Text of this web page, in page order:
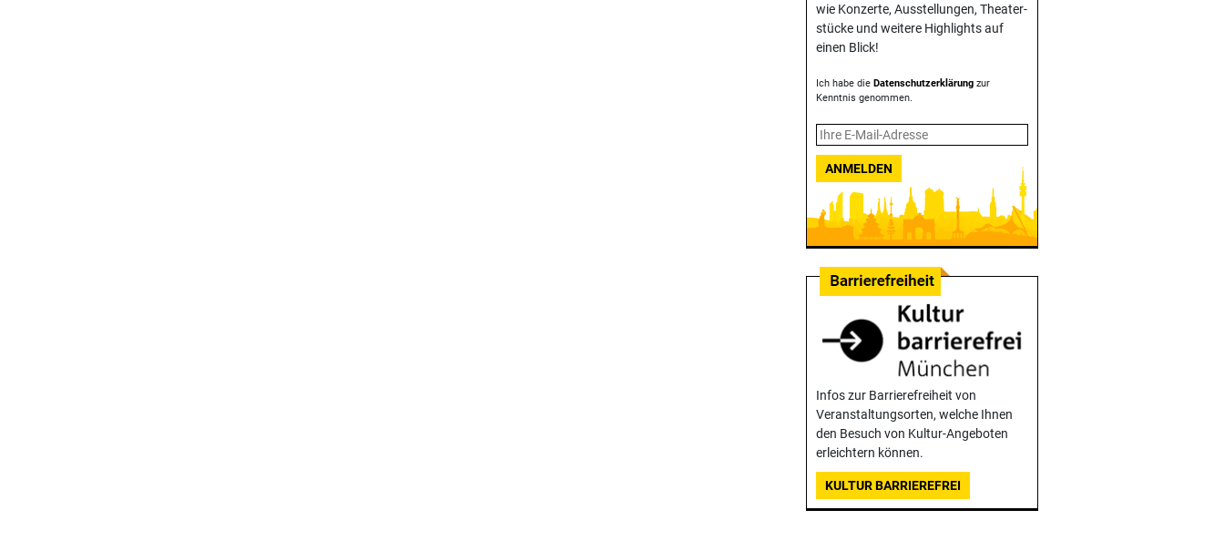
wie Konzerte, Ausstellungen, Theater­
stücke und weitere Highlights auf
einen Blick!
Ich habe die Datenschutzerklärung zur
Kenntnis genommen.
ANMELDEN
Infos zur Barrierefreiheit von
Veranstaltungsorten, welche Ihnen
den Besuch von Kultur-Angeboten
erleichtern können.
KULTUR BARRIEREFREI